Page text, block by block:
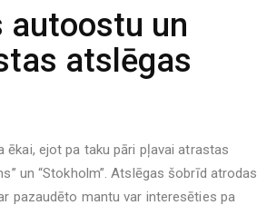
autoostu un
atslēgas
ejot pa taku pāri pļavai atrastas
un “Stokholm”. Atslēgas šobrīd atrodas
pazaudēto mantu var interesēties pa